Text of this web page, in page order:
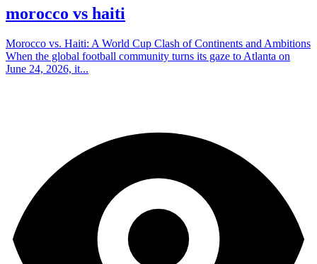
morocco vs haiti
Morocco vs. Haiti: A World Cup Clash of Continents and Ambitions
When the global football community turns its gaze to Atlanta on
June 24, 2026, it...